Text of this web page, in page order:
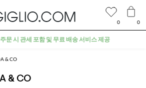
& CO
& CO
0 0
문 시 관세 포함 및 무료 배송 서비스 제공